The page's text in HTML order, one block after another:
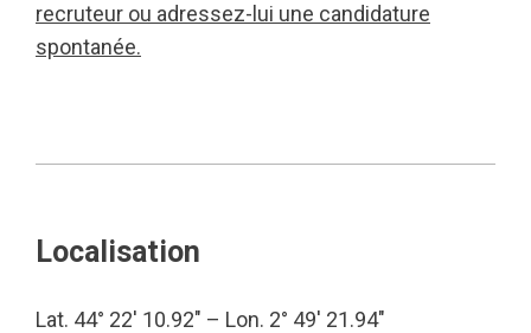
recruteur ou adressez-lui une candidature
spontanée.
Localisation
Lat. 44° 22′ 10.92″ – Lon. 2° 49′ 21.94″